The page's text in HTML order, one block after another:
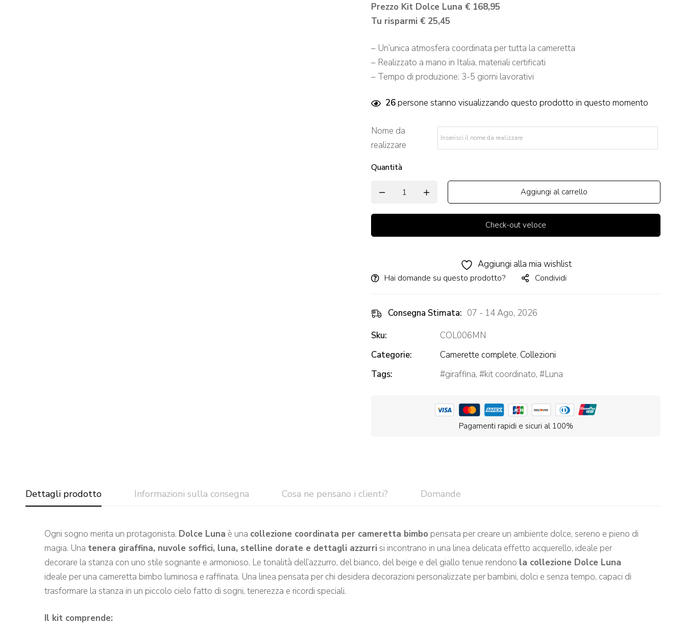
Prezzo Kit Dolce Luna € 168,95
Tu risparmi € 25,45
– Un’unica atmosfera coordinata per tutta la cameretta
– Realizzato a mano in Italia, materiali certificati
– Tempo di produzione: 3-5 giorni lavorativi
26persone stanno visualizzando questo prodotto in questo momento
Nome da
realizzare
Quantità
Aggiungi al carrello
Check-out veloce
Aggiungi alla mia wishlist
Hai domande su questo prodotto? Condividi
Consegna Stimata: 07 - 14 Ago, 2026
Sku:
COL006MN
Categorie:
Camerette complete, Collezioni
Tags:
giraffina, kit coordinato, Luna
Pagamenti rapidi e sicuri al 100%
Dettagli prodotto Informazioni sulla consegna Cosa ne pensano i clienti? Domande
Ogni sogno merita un protagonista. Dolce Luna è una collezione coordinata per cameretta bimbo pensata per creare un ambiente dolce, sereno e pieno di
magia. Una tenera giraffina, nuvole soffici, luna, stelline dorate e dettagli azzurri si incontrano in una linea delicata effetto acquerello, ideale per
decorare la stanza con uno stile sognante e armonioso. Le tonalità dell’azzurro, del bianco, del beige e del giallo tenue rendono la collezione Dolce Luna
ideale per una cameretta bimbo luminosa e raffinata. Una linea pensata per chi desidera decorazioni personalizzate per bambini, dolci e senza tempo, capaci di
trasformare la stanza in un piccolo cielo fatto di sogni, tenerezza e ricordi speciali.
Il kit comprende: